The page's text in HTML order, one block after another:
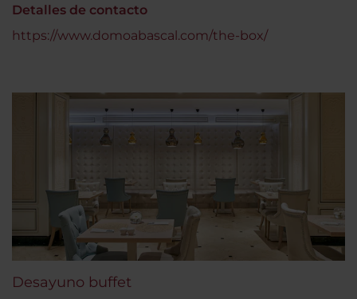
Detalles de contacto
https://www.domoabascal.com/the-box/
Desayuno buffet